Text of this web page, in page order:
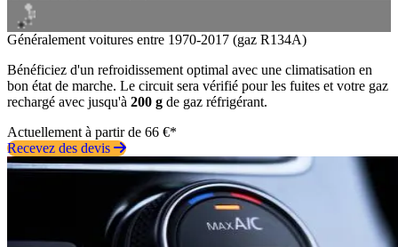
Généralement voitures entre 1970-2017 (gaz R134A)
Bénéficiez d'un refroidissement optimal avec une climatisation en
bon état de marche. Le circuit sera vérifié pour les fuites et votre gaz
rechargé avec jusqu'à 200 g de gaz réfrigérant.
Actuellement à partir de 66 €*
Recevez des devis